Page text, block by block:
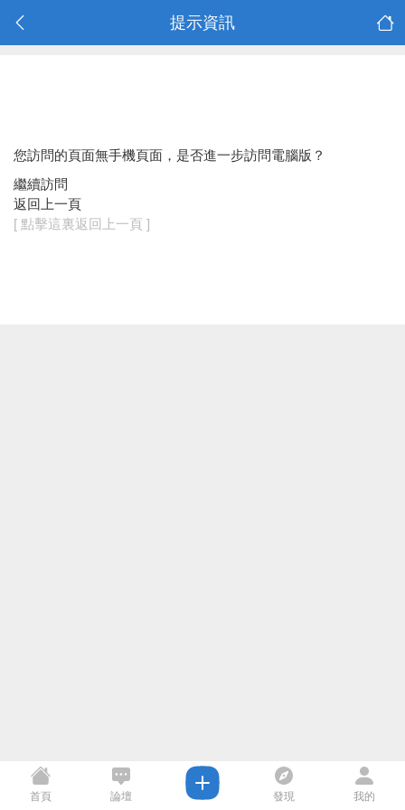
提示資訊
您訪問的頁面無手機頁面，是否進一步訪問電腦版？
繼續訪問
返回上一頁
[ 點擊這裏返回上一頁 ]
首頁 論壇 發現 我的